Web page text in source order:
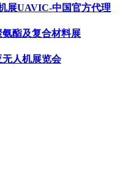
展UAVIC-中国官方代理
氨酯及复合材料展
无人机展览会